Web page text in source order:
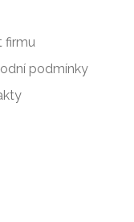
firmu
podmínky